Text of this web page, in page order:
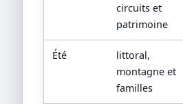
circuits et
patrimoine
Été
littoral,
montagne et
familles